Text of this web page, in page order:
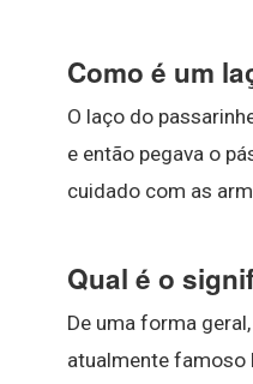
Como é um
O laço do
e então pegava o
cuidado com as
Qual é o
De uma forma
atualmente famoso